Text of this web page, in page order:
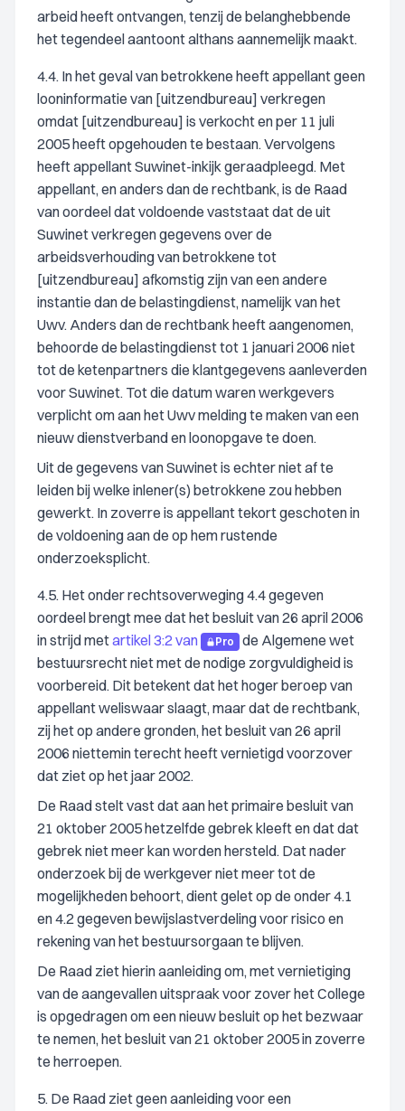
arbeid heeft ontvangen, tenzij de belanghebbende
het tegendeel aantoont althans aannemelijk maakt.
4.4. In het geval van betrokkene heeft appellant geen
looninformatie van [uitzendbureau] verkregen
omdat [uitzendbureau] is verkocht en per 11 juli
2005 heeft opgehouden te bestaan. Vervolgens
heeft appellant Suwinet-inkijk geraadpleegd. Met
appellant, en anders dan de rechtbank, is de Raad
van oordeel dat voldoende vaststaat dat de uit
Suwinet verkregen gegevens over de
arbeidsverhouding van betrokkene tot
[uitzendbureau] afkomstig zijn van een andere
instantie dan de belastingdienst, namelijk van het
Uwv. Anders dan de rechtbank heeft aangenomen,
behoorde de belastingdienst tot 1 januari 2006 niet
tot de ketenpartners die klantgegevens aanleverden
voor Suwinet. Tot die datum waren werkgevers
verplicht om aan het Uwv melding te maken van een
nieuw dienstverband en loonopgave te doen.
Uit de gegevens van Suwinet is echter niet af te
leiden bij welke inlener(s) betrokkene zou hebben
gewerkt. In zoverre is appellant tekort geschoten in
de voldoening aan de op hem rustende
onderzoeksplicht.
4.5. Het onder rechtsoverweging 4.4 gegeven
oordeel brengt mee dat het besluit van 26 april 2006
in strijd metartikel 3:2 van Pro
de Algemene wet
bestuursrecht niet met de nodige zorgvuldigheid is
voorbereid. Dit betekent dat het hoger beroep van
appellant weliswaar slaagt, maar dat de rechtbank,
zij het op andere gronden, het besluit van 26 april
2006 niettemin terecht heeft vernietigd voorzover
dat ziet op het jaar 2002.
De Raad stelt vast dat aan het primaire besluit van
21 oktober 2005 hetzelfde gebrek kleeft en dat dat
gebrek niet meer kan worden hersteld. Dat nader
onderzoek bij de werkgever niet meer tot de
mogelijkheden behoort, dient gelet op de onder 4.1
en 4.2 gegeven bewijslastverdeling voor risico en
rekening van het bestuursorgaan te blijven.
De Raad ziet hierin aanleiding om, met vernietiging
van de aangevallen uitspraak voor zover het College
is opgedragen om een nieuw besluit op het bezwaar
te nemen, het besluit van 21 oktober 2005 in zoverre
te herroepen.
5. De Raad ziet geen aanleiding voor een